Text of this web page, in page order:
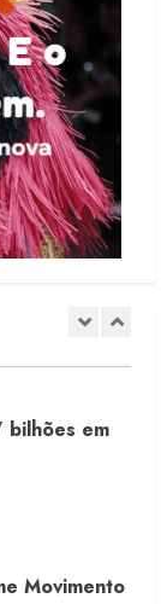
digital na
bilhões em
Movimento